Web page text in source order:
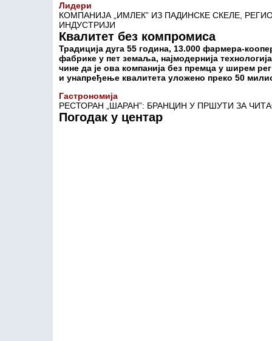
Лидери
КОМПАНИЈА „ИМЛЕК” ИЗ ПАДИНСКЕ СКЕЛЕ,
ИНДУСТРИЈИ
Квалитет без компромиса
Традиција дуга 55 година, 13.000 фармера-
фабрике у пет земаља, најмодернија
чине да је ова компанија без премца у ширем
и унапређење квалитета уложено преко 50
Гастрономија
РЕСТОРАН „ШАРАН”: БРАНЦИН У ПРШУТИ ЗА
Погодак у центар